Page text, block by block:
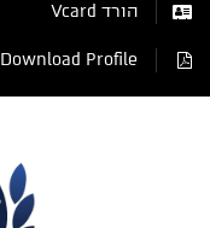
הורד Vcard
Download Profile